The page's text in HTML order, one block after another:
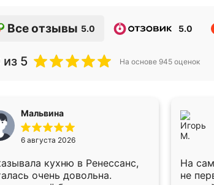
Все отзывы 5.0 5.0
из 5 На основе 945 оценок
Мальвина
6 августа 2026
кухню в Ренессанс,
очень довольна.
На
не